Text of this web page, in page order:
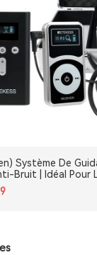
Système De
Bruit | Idéal Pour
Et Les